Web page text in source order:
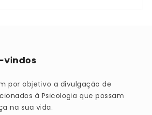
vindos
por objetivo a divulgação de
à Psicologia que possam
na sua vida.